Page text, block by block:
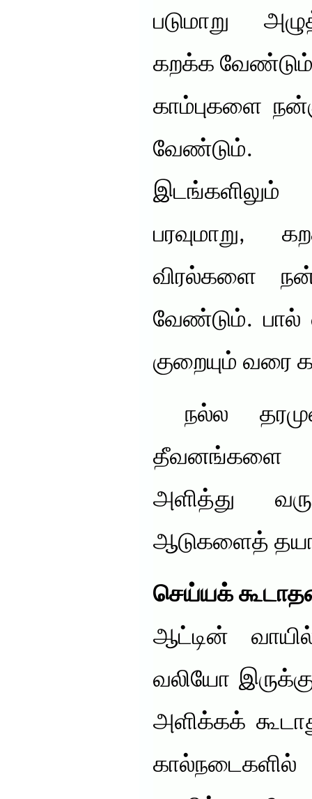
படுமாறு
கறக்க வேண்டும்.
காம்புகளை
வேண்டும்.
பரவுமாறு,
விரல்களை
வேண்டும். பால்
குறையும் வரை
நல்ல
தீவனங்களை
அளித்து
ஆடுகளைத்
செய்யக்
ஆட்டின்
வலியோ
அளிக்கக்